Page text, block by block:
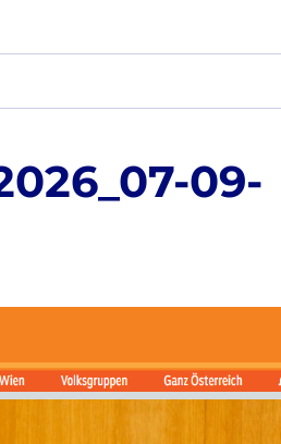
09-